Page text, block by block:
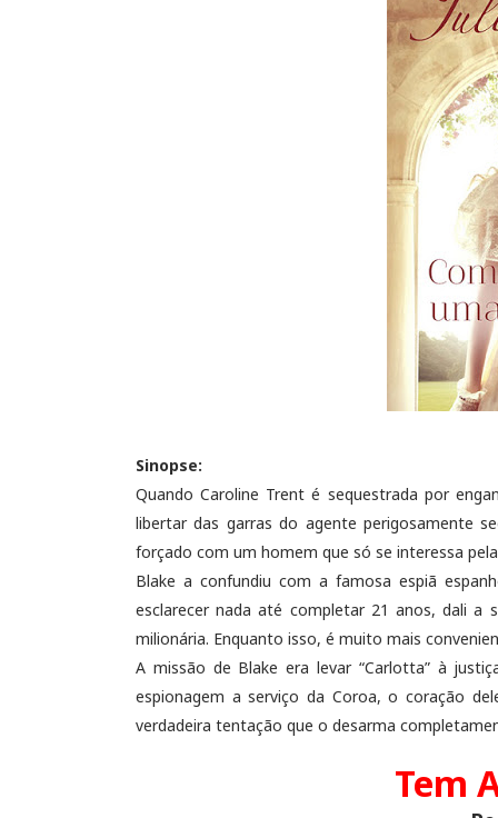
Sinopse:
Quando Caroline Trent é sequestrada por
libertar das garras do agente perigosamente
forçado com um homem que só se interessa
Blake a confundiu com a famosa espiã
esclarecer nada até completar 21 anos, dali a
milionária. Enquanto isso, é muito mais
A missão de Blake era levar “Carlotta” à
espionagem a serviço da Coroa, o coração
verdadeira tentação que o desarma
Tem